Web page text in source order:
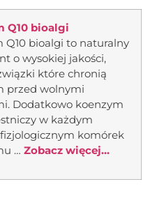
Q10 bioalgi
Q10 bioalgi to naturalny
o wysokiej jakości,
które chronią
przed wolnymi
Dodatkowo koenzym
w każdym
komórek
…Zobacz więcej...